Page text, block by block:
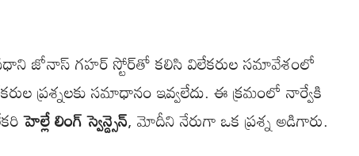
జోనాస్ గహర్ స్టోర్‌తో కలిసి విలేకరుల సమావేశంలో
ప్రశ్నలకు సమాధానం ఇవ్వలేదు. ఈ క్రమంలో నార్వేకి
హెల్లే లింగ్ స్వెన్డ్సెన్, మోదీని నేరుగా ఒక ప్రశ్న అడిగారు.